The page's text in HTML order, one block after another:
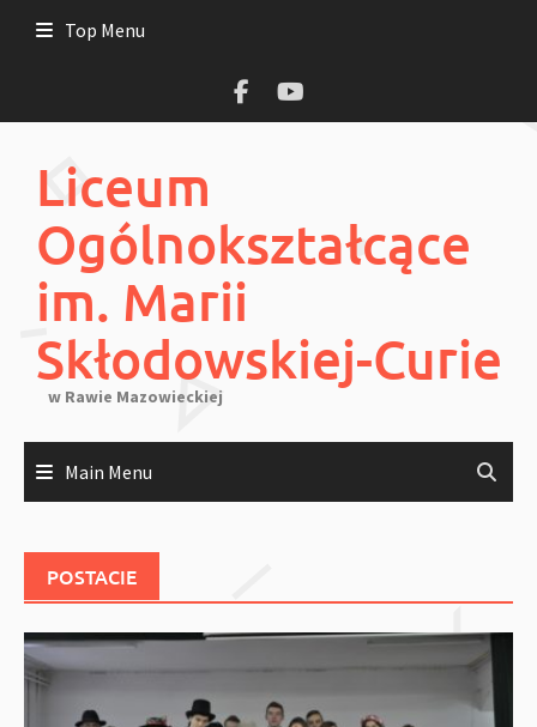
Top Menu
Liceum
Ogólnokształcące
im. Marii
Skłodowskiej-Curie
w Rawie Mazowieckiej
Main Menu
POSTACIE